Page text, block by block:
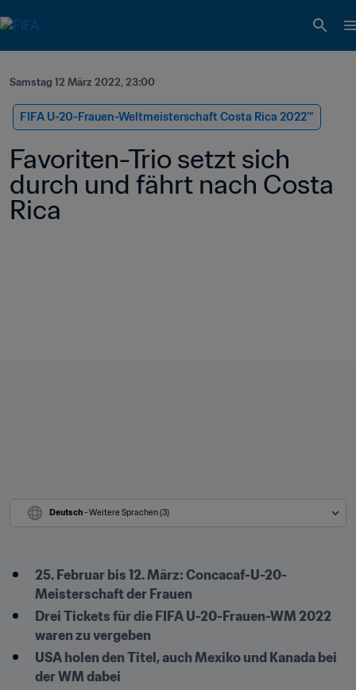
Samstag 12 März 2022, 23:00
FIFA U-20-Frauen-Weltmeisterschaft Costa Rica 2022™
Favoriten-Trio setzt sich
durch und fährt nach Costa
Rica
Deutsch - Weitere Sprachen (3)
25. Februar bis 12. März: Concacaf-U-20-
Meisterschaft der Frauen
Drei Tickets für die FIFA U-20-Frauen-WM 2022
waren zu vergeben
USA holen den Titel, auch Mexiko und Kanada bei
der WM dabei